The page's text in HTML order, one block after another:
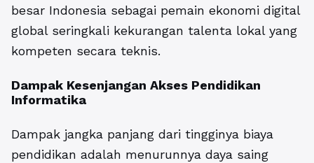
besar Indonesia sebagai pemain ekonomi digital
global seringkali kekurangan talenta lokal yang
kompeten secara teknis.
Dampak Kesenjangan Akses Pendidikan
Informatika
Dampak jangka panjang dari tingginya biaya
pendidikan adalah menurunnya daya saing